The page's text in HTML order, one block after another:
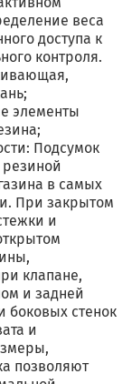
веса
доступа к
контроля.
элементы
Подсумок
резиной
в самых
При закрытом
и
клапане,
и задней
боковых стенок
и
позволяют